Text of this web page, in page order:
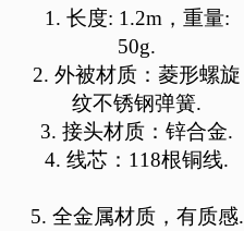
1. 长度: 1.2m，重量:
50g.
2. 外被材质：菱形螺旋
纹不锈钢弹簧.
3. 接头材质：锌合金.
4. 线芯：118根铜线.
5. 全金属材质，有质感.